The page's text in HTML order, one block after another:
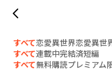
すべて恋愛異世界恋愛異世
すべて連載中完結済短編
すべて無料購読プレミアム